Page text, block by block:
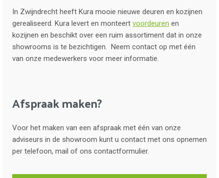
In Zwijndrecht heeft Kura mooie nieuwe deuren en kozijnen
gerealiseerd. Kura levert en monteert voordeuren en
kozijnen en beschikt over een ruim assortiment dat in onze
showrooms is te bezichtigen. Neem contact op met één
van onze medewerkers voor meer informatie.
Afspraak maken?
Voor het maken van een afspraak met één van onze
adviseurs in de showroom kunt u contact met ons opnemen
per telefoon, mail of ons contactformulier.